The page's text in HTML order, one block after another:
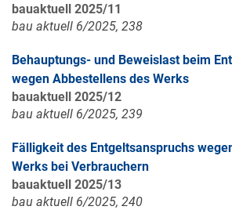
bauaktuell 2025/11
bau aktuell 6/2025, 238
Behauptungs- und Beweislast beim
wegen Abbestellens des Werks
bauaktuell 2025/12
bau aktuell 6/2025, 239
Fälligkeit des Entgeltsanspruchs
Werks bei Verbrauchern
bauaktuell 2025/13
bau aktuell 6/2025, 240